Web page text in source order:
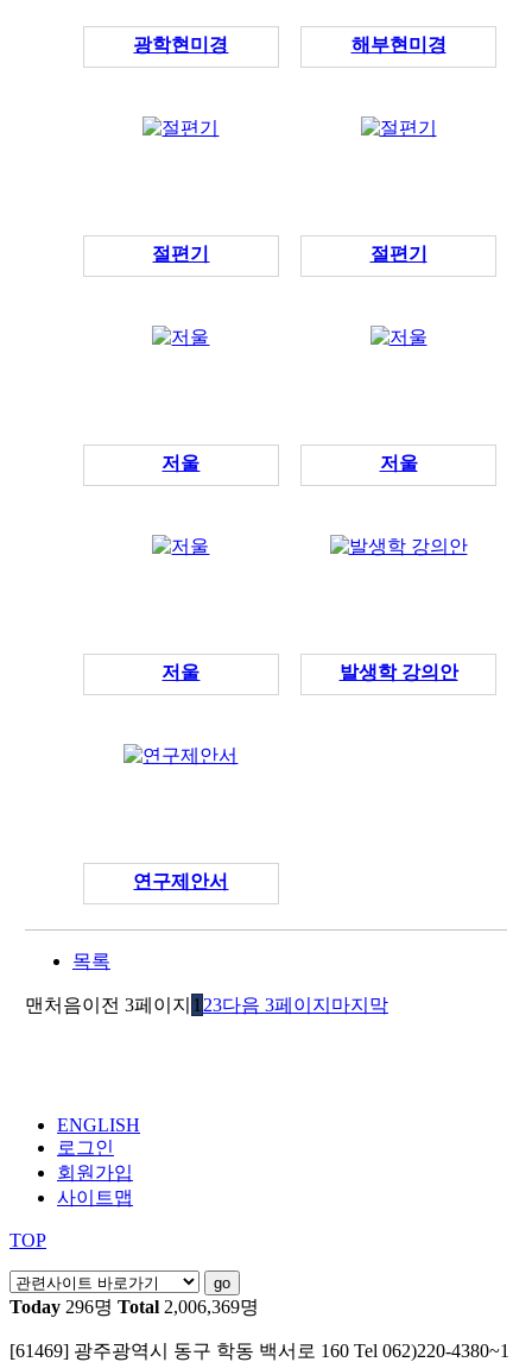
광학현미경 해부현미경
절편기 절편기
저울 저울
저울 발생학 강의안
연구제안서
목록
맨처음이전 3페이지 1 23다음 3페이지 마지막
ENGLISH
로그인
회원가입
사이트맵
TOP
Today 296명 Total 2,006,369명
[61469] 광주광역시 동구 학동 백서로 160 Tel 062)220-4380~1